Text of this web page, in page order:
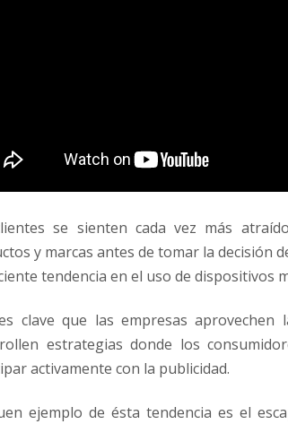
se sienten cada vez más
y marcas antes de tomar la decisión
tendencia en el uso de dispositivos
clave que las empresas
estrategias donde los
activamente con la publicidad.
ejemplo de ésta tendencia es el